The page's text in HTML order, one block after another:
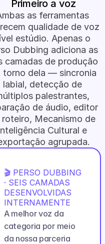
Primeiro a voz
as ferramentas
qualidade de voz
estúdio. Apenas o
Dubbing adiciona as
camadas de produção
torno dela — sincronia
labial, detecção de
palestrantes,
de áudio, editor
roteiro, Mecanismo de
Cultural e
agrupada.
🎬 PERSO DUBBING
· SEIS CAMADAS
DESENVOLVIDAS
INTERNAMENTE
A melhor voz da
categoria por meio
da nossa parceria